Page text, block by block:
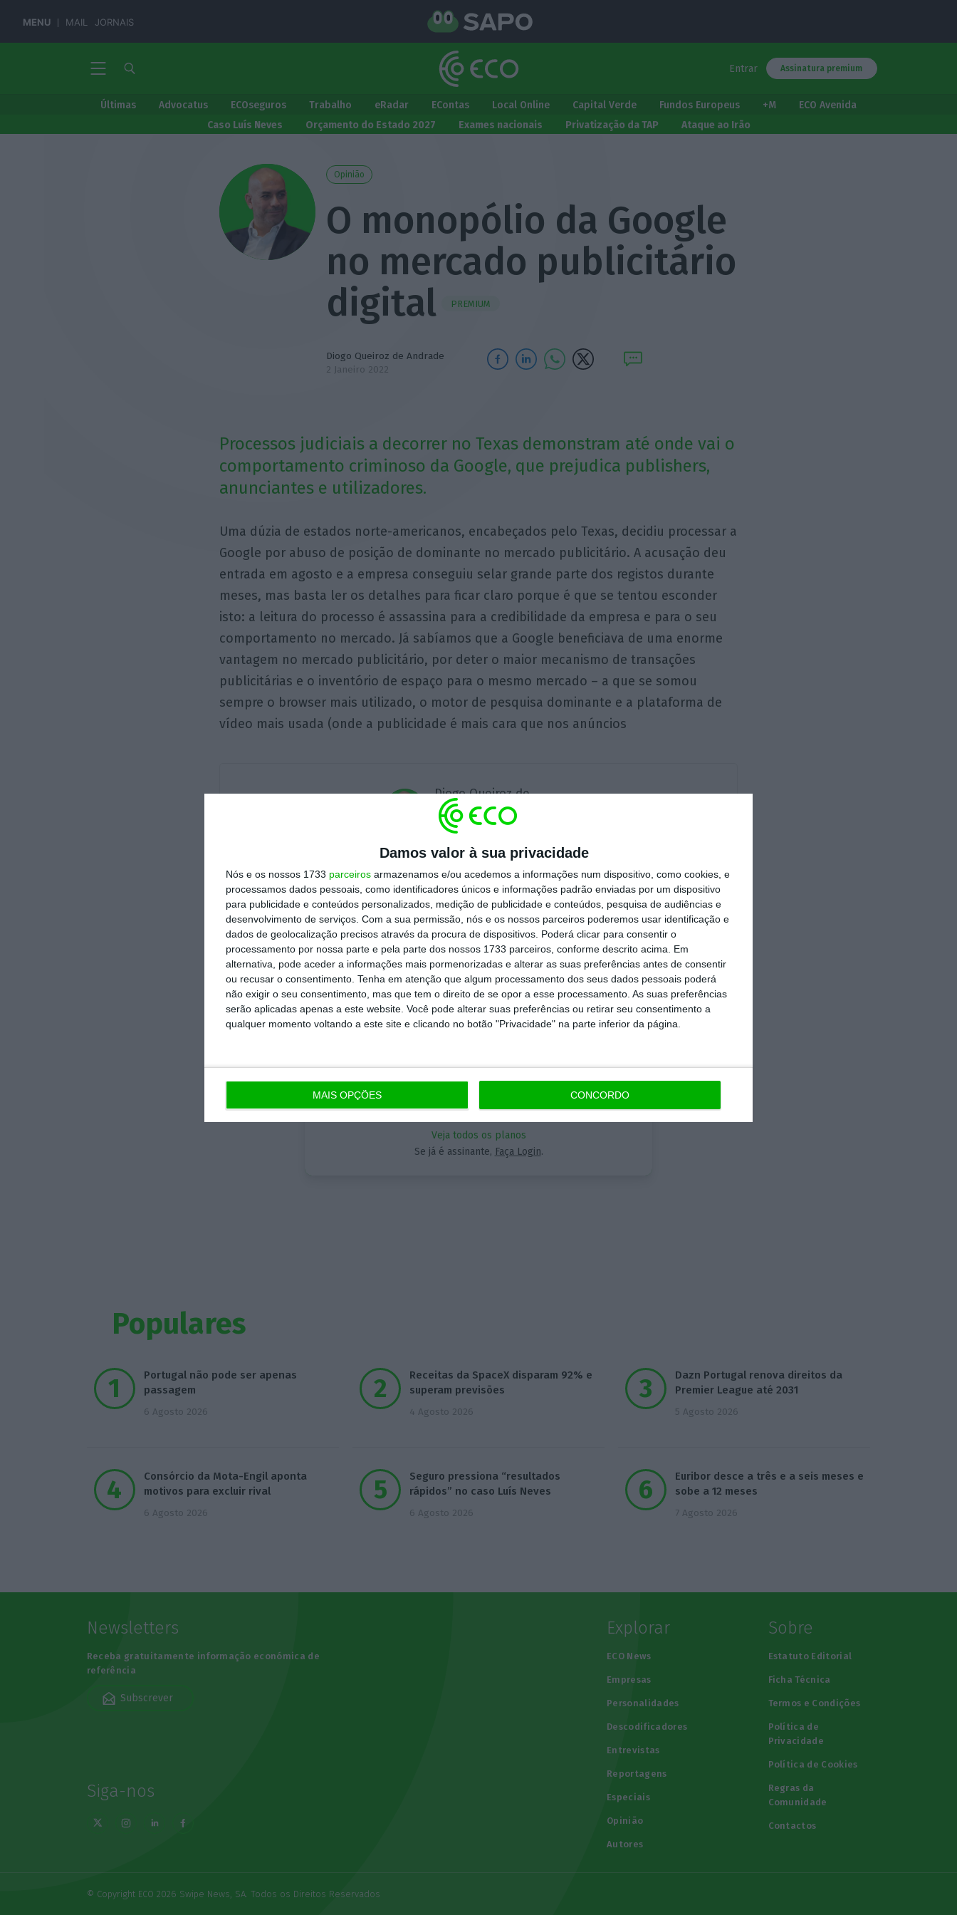
Damos valor à sua privacidade
Nós e os nossos 1733 parceiros armazenamos e/ou acedemos a informações num dispositivo, como cookies, e
processamos dados pessoais, como identificadores únicos e informações padrão enviadas por um dispositivo
para publicidade e conteúdos personalizados, medição de publicidade e conteúdos, pesquisa de audiências e
desenvolvimento de serviços. Com a sua permissão, nós e os nossos parceiros poderemos usar identificação e
dados de geolocalização precisos através da procura de dispositivos. Poderá clicar para consentir o
processamento por nossa parte e pela parte dos nossos 1733 parceiros, conforme descrito acima. Em
alternativa, pode aceder a informações mais pormenorizadas e alterar as suas preferências antes de consentir
ou recusar o consentimento. Tenha em atenção que algum processamento dos seus dados pessoais poderá
não exigir o seu consentimento, mas que tem o direito de se opor a esse processamento. As suas preferências
serão aplicadas apenas a este website. Você pode alterar suas preferências ou retirar seu consentimento a
qualquer momento voltando a este site e clicando no botão "Privacidade" na parte inferior da página.
MAIS OPÇÕES CONCORDO
MENU MAIL JORNAIS
Entrar Assinatura premium
Últimas Advocatus ECOseguros Trabalho eRadar EContas Local Online Capital Verde Fundos Europeus +M
ECO Avenida
Caso Luís Neves
Orçamento do Estado 2027 Exames nacionais Privatização da TAP Ataque ao Irão
Opinião
O monopólio da Google
no mercado publicitário
digital
PREMIUM
Diogo Queiroz de Andrade
2 Janeiro 2022
Processos judiciais a decorrer no Texas demonstram até onde vai o
comportamento criminoso da Google, que prejudica publishers,
anunciantes e utilizadores.
Uma dúzia de estados norte-americanos, encabeçados pelo Texas, decidiu processar a
Google por abuso de posição de dominante no mercado publicitário. A acusação deu
entrada em agosto e a empresa conseguiu selar grande parte dos registos durante
meses, mas basta ler os detalhes para ficar claro porque é que se tentou esconder
isto: a leitura do processo é assassina para a credibilidade da empresa e para o seu
comportamento no mercado. Já sabíamos que a Google beneficiava de uma enorme
vantagem no mercado publicitário, por deter o maior mecanismo de transações
publicitárias e o inventório de espaço para o mesmo mercado – a que se somou
sempre o browser mais utilizado, o motor de pesquisa dominante e a plataforma de
vídeo mais usada (onde a publicidade é mais cara que nos anúncios
Assine para ler este artigo
Aceda às notícias premium do ECO. Torne-se assinante.
A partir de 5€
Veja todos os planos
Se já é assinante, Faça Login.
Diogo Queiroz de
Andrade
Jornalista
https://eco.sapo.pt/opiniao/o-monopolio-da-google-no-mercado-publicitario-digital/ Copiar
Assine o ECO Premium
No momento em que a informação é mais importante do
que nunca, apoie o jornalismo independente e rigoroso.
De que forma? Assine o ECO Premium e tenha acesso a
notícias exclusivas, à opinião que conta, às reportagens e
especiais que mostram o outro lado da história.
Esta assinatura é uma forma de apoiar o ECO e os seus
Populares
Portugal não pode ser apenas
passagem
6 Agosto 2026
Receitas da SpaceX disparam 92% e
superam previsões
4 Agosto 2026
Dazn Portugal renova direitos da
Premier League até 2031
5 Agosto 2026
Consórcio da Mota-Engil aponta
motivos para excluir rival
6 Agosto 2026
Seguro pressiona “resultados
rápidos” no caso Luís Neves
6 Agosto 2026
Euribor desce a três e a seis meses e
sobe a 12 meses
7 Agosto 2026
Newsletters
Receba gratuitamente informação económica de
referência
Subscrever
Siga-nos
Explorar
ECO News
Empresas
Personalidades
Descodificadores
Entrevistas
Reportagens
Especiais
Opinião
Autores
Sobre
Estatuto Editorial
Ficha Técnica
Termos e Condições
Política de
Privacidade
Política de Cookies
Regras da
Comunidade
Contactos
© Copyright ECO 2026 Swipe News, SA. Todos os Direitos Reservados